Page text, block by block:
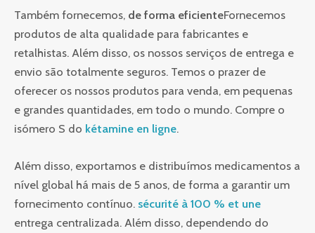
Também fornecemos, de forma eficienteFornecemos
produtos de alta qualidade para fabricantes e
retalhistas. Além disso, os nossos serviços de entrega e
envio são totalmente seguros. Temos o prazer de
oferecer os nossos produtos para venda, em pequenas
e grandes quantidades, em todo o mundo. Compre o
isómero S do kétamine en ligne.
Além disso, exportamos e distribuímos medicamentos a
nível global há mais de 5 anos, de forma a garantir um
fornecimento contínuo. sécurité à 100 % et une
entrega centralizada. Além disso, dependendo do